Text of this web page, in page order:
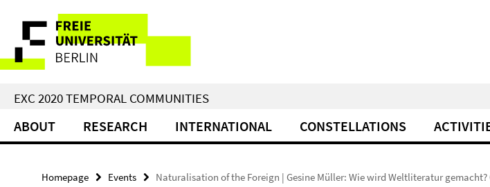
direkt
Inhalt
Service
Navigation
EXC 2020 TEMPORAL COMMUNITIES
ABOUT RESEARCH INTERNATIONAL CONSTELLATIONS
Homepage Events Naturalisation of the Foreign | Gesine Müller: Wie wird Weltliteratur